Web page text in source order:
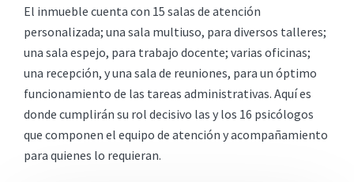
El inmueble cuenta con 15 salas de atención
personalizada; una sala multiuso, para diversos talleres;
una sala espejo, para trabajo docente; varias oficinas;
una recepción, y una sala de reuniones, para un óptimo
funcionamiento de las tareas administrativas. Aquí es
donde cumplirán su rol decisivo las y los 16 psicólogos
que componen el equipo de atención y acompañamiento
para quienes lo requieran.